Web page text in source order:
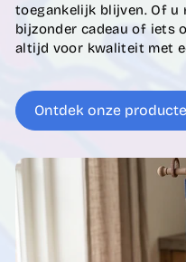
toegankelijk blijven. Of u
bijzonder cadeau of iets
altijd voor kwaliteit met
Ontdek onze